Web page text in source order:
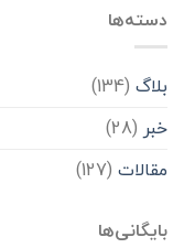
دسته‌ها
بلاگ (134)
خبر (28)
مقالات (127)
بایگانی‌ها